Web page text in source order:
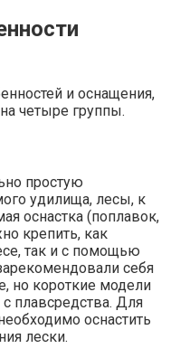
и оснащения,
четыре группы.
простую
удилища, лесы, к
оснастка (поплавок,
крепить, как
так и с помощью
себя
но короткие модели
плавсредства. Для
оснастить
лески.